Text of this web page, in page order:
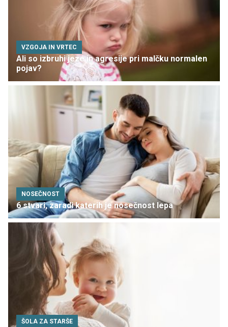
VZGOJA IN VRTEC
Ali so izbruhi jeze in agresije pri malčku normalen
pojav?
NOSEČNOST
6 stvari, zaradi katerih je nosečnost lepa
ŠOLA ZA STARŠE